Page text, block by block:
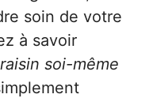
soin de votre
à savoir
soi-même